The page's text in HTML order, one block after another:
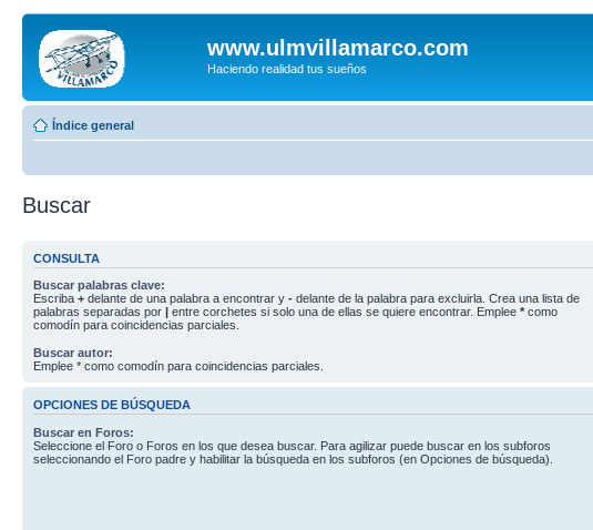
www.ulmvillamarco.com
Haciendo realidad tus sueños
Índice general
Buscar
CONSULTA
Buscar palabras clave:
Escriba + delante de una palabra a encontrar y - delante de la palabra para excluirla. Crea una lista de
palabras separadas por | entre corchetes si solo una de ellas se quiere encontrar. Emplee * como
comodín para coincidencias parciales.
Buscar autor:
Emplee * como comodín para coincidencias parciales.
OPCIONES DE BÚSQUEDA
Buscar en Foros:
Seleccione el Foro o Foros en los que desea buscar. Para agilizar puede buscar en los subforos
seleccionando el Foro padre y habilitar la búsqueda en los subforos (en Opciones de búsqueda).